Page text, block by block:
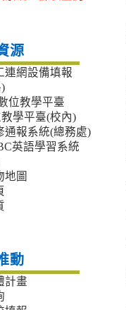
源
連網設備填報
位教學平臺
學平臺(校內)
通報系統(總務處)
英語學習系統
地圖
動
計畫